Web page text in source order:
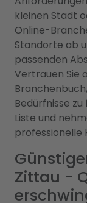
kleinen Stadt
Online-
Standorte ab
passenden
Vertrauen Sie
Bedürfnisse
Liste und
professionelle
Zittau -